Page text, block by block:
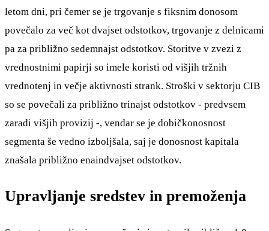
letom dni, pri čemer se je trgovanje s fiksnim donosom
povečalo za več kot dvajset odstotkov, trgovanje z delnicami
pa za približno sedemnajst odstotkov. Storitve v zvezi z
vrednostnimi papirji so imele koristi od višjih tržnih
vrednotenj in večje aktivnosti strank. Stroški v sektorju CIB
so se povečali za približno trinajst odstotkov - predvsem
zaradi višjih provizij -, vendar se je dobičkonosnost
segmenta še vedno izboljšala, saj je donosnost kapitala
znašala približno enaindvajset odstotkov.
Upravljanje sredstev in premoženja